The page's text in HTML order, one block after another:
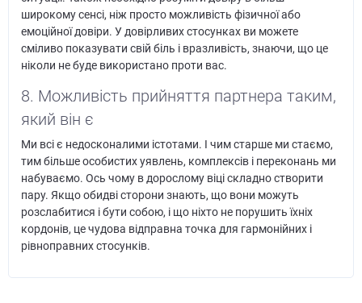
широкому сенсі, ніж просто можливість фізичної або
емоційної довіри. У довірливих стосунках ви можете
сміливо показувати свій біль і вразливість, знаючи, що це
ніколи не буде використано проти вас.
8. Можливість прийняття партнера таким,
який він є
Ми всі є недосконалими істотами. І чим старше ми стаємо,
тим більше особистих уявлень, комплексів і переконань ми
набуваємо. Ось чому в дорослому віці складно створити
пару. Якщо обидві сторони знають, що вони можуть
розслабитися і бути собою, і що ніхто не порушить їхніх
кордонів, це чудова відправна точка для гармонійних і
рівноправних стосунків.